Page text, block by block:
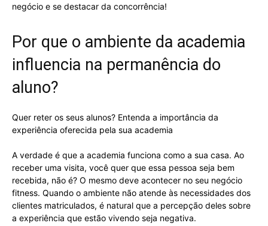
negócio e se destacar da concorrência!
Por que o ambiente da academia
influencia na permanência do
aluno?
Quer reter os seus alunos? Entenda a importância da
experiência oferecida pela sua academia
A verdade é que a academia funciona como a sua casa. Ao
receber uma visita, você quer que essa pessoa seja bem
recebida, não é? O mesmo deve acontecer no seu negócio
fitness. Quando o ambiente não atende às necessidades dos
clientes matriculados, é natural que a percepção deles sobre
a experiência que estão vivendo seja negativa.